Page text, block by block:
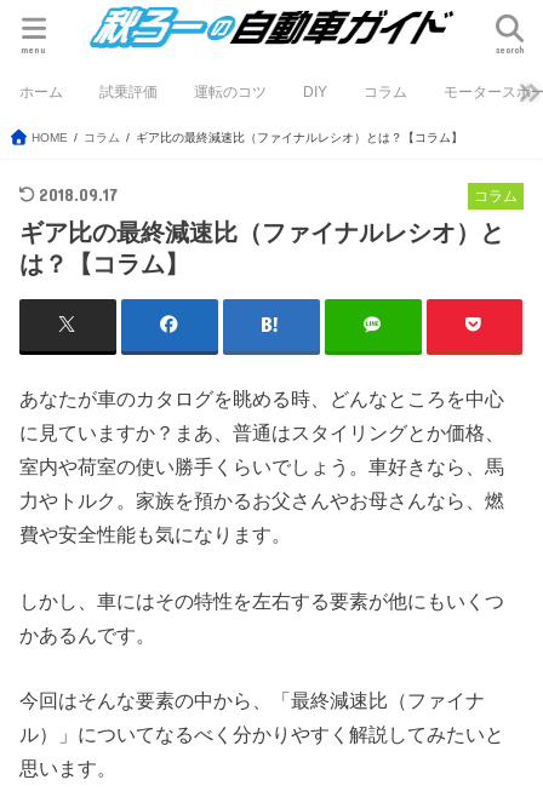
search
menu
ホーム 試乗評価 運転のコツ DIY コラム モータースポ
HOME コラム ギア比の最終減速比（ファイナルレシオ）とは？【コラム】
コラム
2018.09.17
ギア比の最終減速比（ファイナルレシオ）と
は？【コラム】
あなたが車のカタログを眺める時、どんなところを中心
に見ていますか？まあ、普通はスタイリングとか価格、
室内や荷室の使い勝手くらいでしょう。車好きなら、馬
力やトルク。家族を預かるお父さんやお母さんなら、燃
費や安全性能も気になります。
しかし、車にはその特性を左右する要素が他にもいくつ
かあるんです。
今回はそんな要素の中から、「最終減速比（ファイナ
ル）」についてなるべく分かりやすく解説してみたいと
思います。